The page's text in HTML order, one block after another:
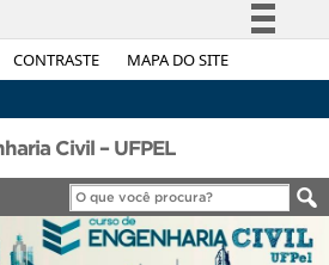
CONTRASTE MAPA DO SITE
Simplifique!
Legislação
Canais
Civil – UFPEL